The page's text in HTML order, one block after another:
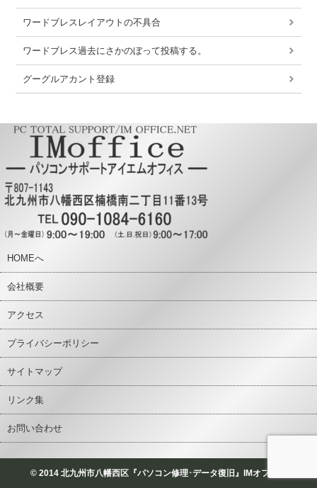
ワードブレスレイアウトの不具合
ワードブレス過去にさかのぼって投稿する。
グーグルアカント登録
HOMEへ
会社概要
アクセス
プライバシーポリシー
サイトマップ
リンク集
お問い合わせ
© 2014 北九州市八幡西区『パソコン修理･データ復旧』IMオフィス